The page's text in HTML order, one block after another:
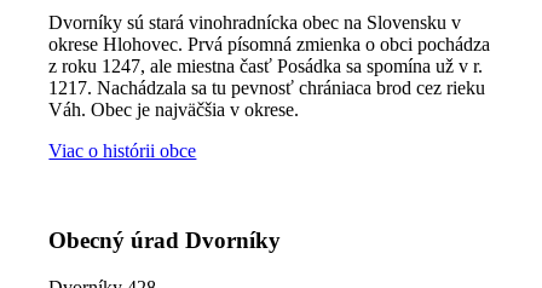
Dvorníky sú stará vinohradnícka obec na Slovensku v
okrese Hlohovec. Prvá písomná zmienka o obci pochádza
z roku 1247, ale miestna časť Posádka sa spomína už v r.
1217. Nachádzala sa tu pevnosť chrániaca brod cez rieku
Váh. Obec je najväčšia v okrese.
Viac o histórii obce
Obecný úrad Dvorníky